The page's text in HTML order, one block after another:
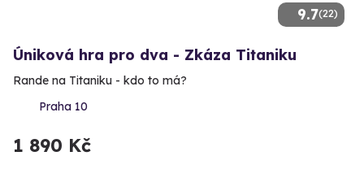
9.7(22)
Úniková hra pro dva - Zkáza Titaniku
Rande na Titaniku - kdo to má?
Praha 10
1 890 Kč